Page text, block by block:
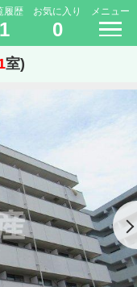
履歴
1
お気に入り
0
メニュー
室)